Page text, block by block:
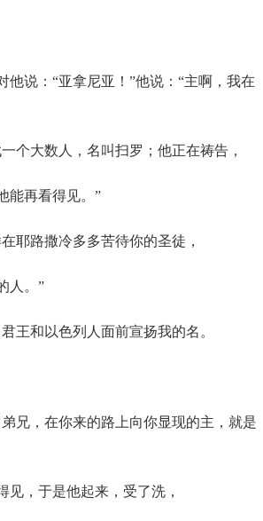
说：“亚拿尼亚！”他说：“主啊，我在
个大数人，名叫扫罗；他正在祷告，
能再看得见。”
耶路撒冷多多苦待你的圣徒，
人。”
王和以色列人面前宣扬我的名。
兄，在你来的路上向你显现的主，就是
，于是他起来，受了洗，